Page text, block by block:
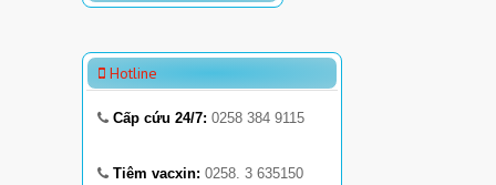
Hotline
Cấp cứu 24/7: 0258 384 9115
Tiêm vacxin: 0258. 3 635150